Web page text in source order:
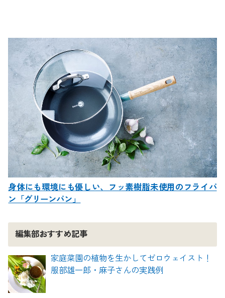
身体にも環境にも優しい、フッ素樹脂未使用のフライパ
ン「グリーンパン」
編集部おすすめ記事
家庭菜園の植物を生かしてゼロウェイスト！
服部雄一郎・麻子さんの実践例